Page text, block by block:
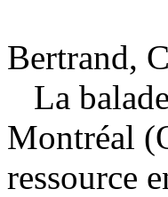
Bertrand,
La
Montréal
ressource